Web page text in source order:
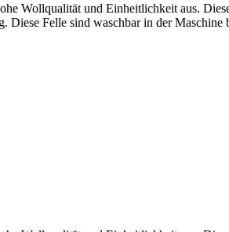
Wollqualität und Einheitlichkeit aus.
Felle sind waschbar in der Maschine